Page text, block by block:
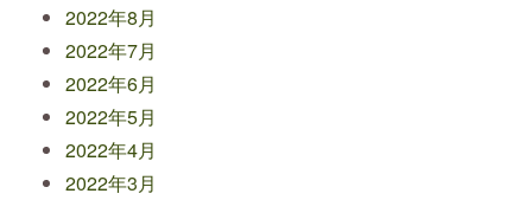
2022年8月
2022年7月
2022年6月
2022年5月
2022年4月
2022年3月